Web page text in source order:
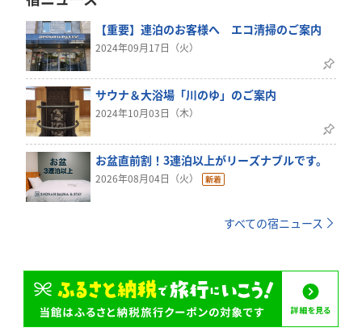
【重要】連泊のお客様へ エコ清掃のご案内
2024年09月17日（火）
サウナ＆大浴場「川のゆ」のご案内
2024年10月03日（木）
お盆直前割！3連泊以上がリーズナブルです。
2026年08月04日（火）
すべての宿ニュース